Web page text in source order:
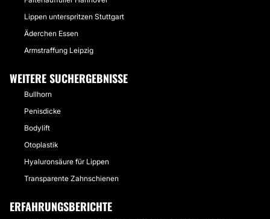
Lippen unterspritzen Stuttgart
Äderchen Essen
Armstraffung Leipzig
WEITERE SUCHERGEBNISSE
Bullhorn
Penisdicke
Bodylift
Otoplastik
Hyaluronsäure für Lippen
Transparente Zahnschienen
ERFAHRUNGSBERICHTE